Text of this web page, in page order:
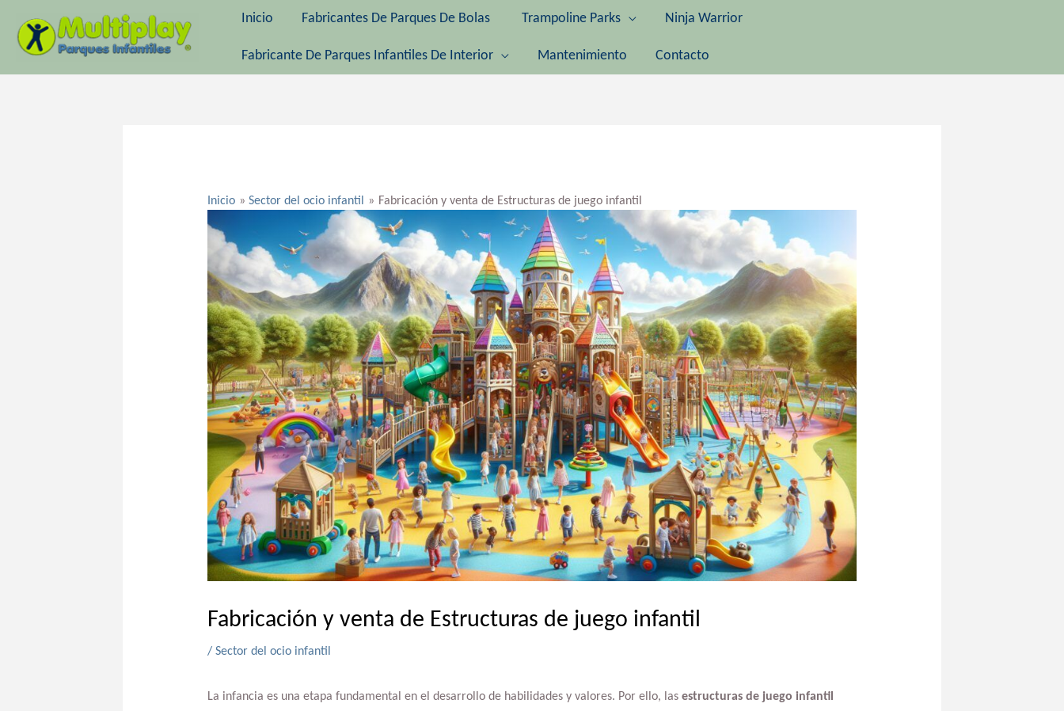
contenido
Inicio Fabricantes De Parques De Bolas Trampoline Parks Ninja Warrior
Fabricante De Parques Infantiles De Interior Mantenimiento Contacto
Inicio Sector del ocio infantil Fabricación y venta de Estructuras de juego infantil
Fabricación y venta de Estructuras de juego infantil
/ Sector del ocio infantil
La infancia es una etapa fundamental en el desarrollo de habilidades y valores. Por ello, las estructuras de juego infantil